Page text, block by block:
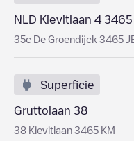
NLD Kievitlaan 4
35c De Groendijck 3465
Superficie
Gruttolaan 38
38 Kievitlaan 3465 KM